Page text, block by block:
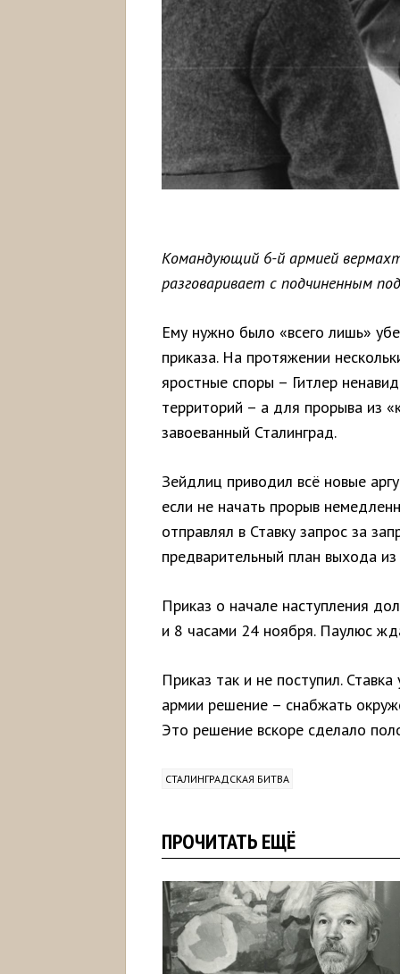
Командующий 6-й армией
разговаривает с подчиненным
Ему нужно было «всего лишь»
приказа. На протяжении
яростные споры – Гитлер
территорий – а для прорыва из
завоеванный Сталинград.
Зейдлиц приводил всё новые
если не начать прорыв
отправлял в Ставку запрос за
предварительный план выхода
Приказ о начале наступления
и 8 часами 24 ноября. Паулюс
Приказ так и не поступил.
армии решение – снабжать
Это решение вскоре сделало
СТАЛИНГРАДСКАЯ БИТВА
ПРОЧИТАТЬ ЕЩЁ